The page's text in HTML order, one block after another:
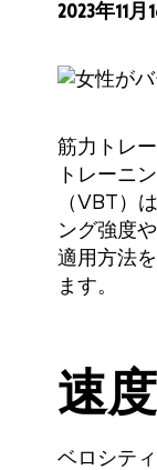
2023年11月
筋力トレ
トレーニ
（VBT）
ング強度
適用方法
ます。
速
ベロシテ